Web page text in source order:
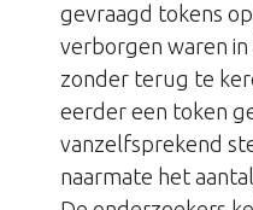
gevraagd tokens
verborgen waren
zonder terug te
eerder een token
vanzelfsprekend
naarmate het